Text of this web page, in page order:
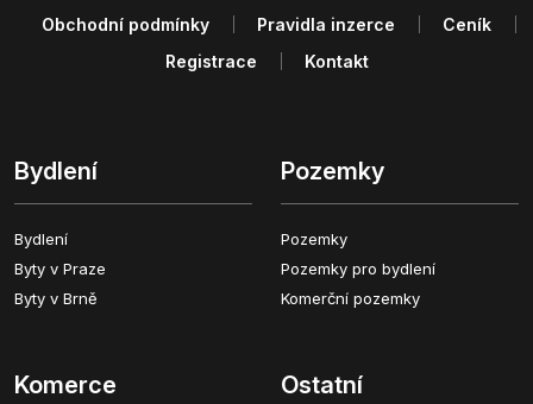
Bydlení
Bydlení
Byty v Praze
Byty v Brně
Pozemky
Pozemky
Pozemky pro bydlení
Komerční pozemky
Komerce Ostatní
Obchodní podmínky Pravidla inzerce
Ceník
Registrace
Kontakt